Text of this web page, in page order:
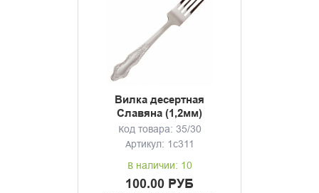
Вилка десертная
Славяна (1,2мм)
Код товара: 35/30
Артикул: 1с311
В наличии: 10
100.00 РУБ